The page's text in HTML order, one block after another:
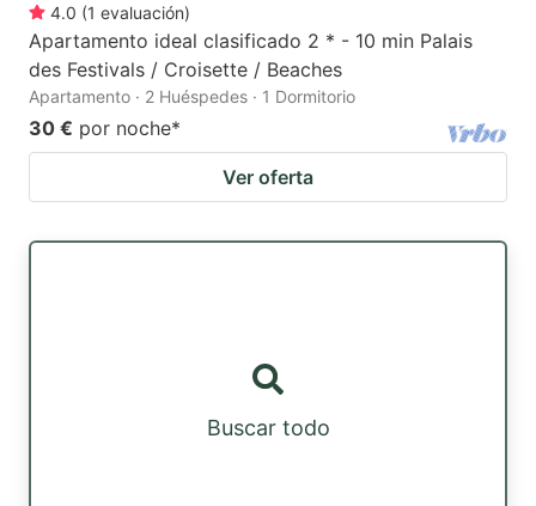
4.0 (1 evaluación)
Apartamento ideal clasificado 2 * - 10 min Palais
des Festivals / Croisette / Beaches
Apartamento · 2 Huéspedes · 1 Dormitorio
30 € por noche*
Ver oferta
Buscar todo